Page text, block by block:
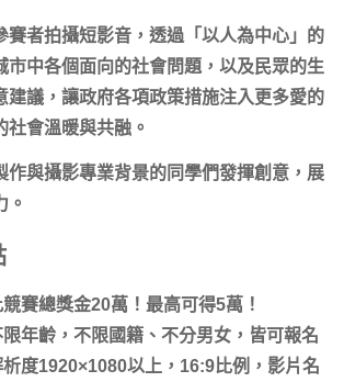
賽者拍攝短影音，透過「以人為中心」的
市中各個面向的社會問題，以及民眾的生
建議，讓政府各項政策措施注入更多愛的
社會溫暖與共融。
作與攝影專業背景的同學們發揮創意，展
。
賽總獎金20萬！最高可得5萬！
年齡，不限國籍、不分男女，皆可報名
度1920×1080以上，16:9比例，影片名